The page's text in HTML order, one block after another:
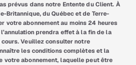
prévus dans notre Entente du Client. À
Britannique, du Québec et de Terre-
votre abonnement au moins 24 heures
prendra effet à la fin de la
Veuillez consulter notre
les conditions complètes et la
votre abonnement, laquelle peut être